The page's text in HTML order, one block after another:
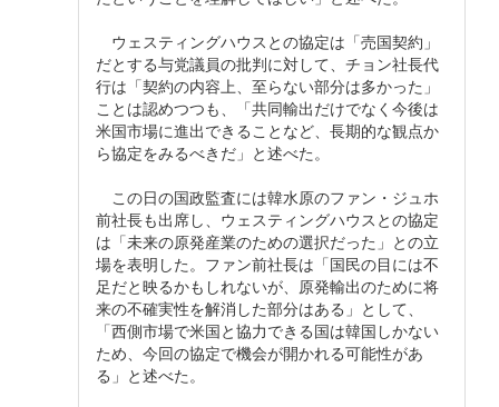
ウェスティングハウスとの協定は「売国契約」
だとする与党議員の批判に対して、チョン社長代
行は「契約の内容上、至らない部分は多かった」
ことは認めつつも、「共同輸出だけでなく今後は
米国市場に進出できることなど、長期的な観点か
ら協定をみるべきだ」と述べた。
この日の国政監査には韓水原のファン・ジュホ
前社長も出席し、ウェスティングハウスとの協定
は「未来の原発産業のための選択だった」との立
場を表明した。ファン前社長は「国民の目には不
足だと映るかもしれないが、原発輸出のために将
来の不確実性を解消した部分はある」として、
「西側市場で米国と協力できる国は韓国しかない
ため、今回の協定で機会が開かれる可能性があ
る」と述べた。